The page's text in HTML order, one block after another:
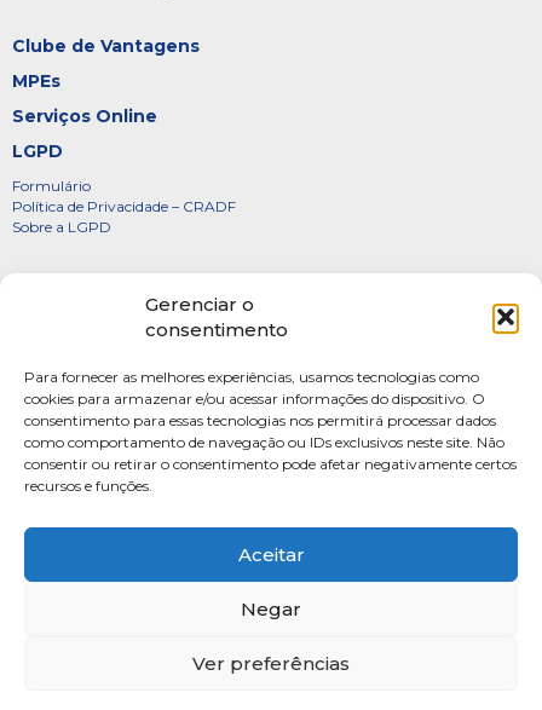
Gerenciar o
consentimento
Para fornecer as melhores experiências, usamos tecnologias como
cookies para armazenar e/ou acessar informações do dispositivo. O
consentimento para essas tecnologias nos permitirá processar dados
como comportamento de navegação ou IDs exclusivos neste site. Não
consentir ou retirar o consentimento pode afetar negativamente certos
recursos e funções.
Aceitar
Negar
Ver preferências
Clube de Vantagens
MPEs
Serviços Online
LGPD
Formulário
Política de Privacidade – CRADF
Sobre a LGPD
Diretoria
FOTOS
Webmail
Artigos
Escritores do Sistema
SAUS Quadra 06, Bloco K, Ed.Belvedere sala 201 Asa Sul Brasilia-DF CEP: 70070-